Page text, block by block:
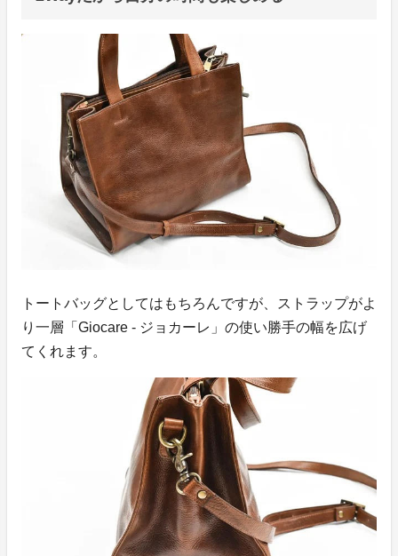
トートバッグとしてはもちろんですが、ストラップがよ
り一層「Giocare - ジョカーレ」の使い勝手の幅を広げ
てくれます。